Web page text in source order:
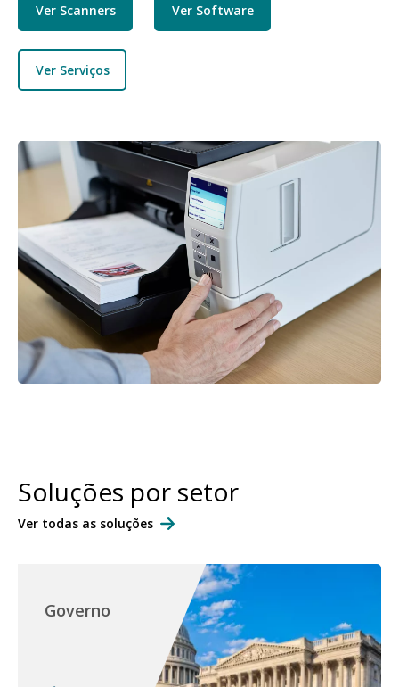
Ver Scanners Ver Software
Ver Serviços
Imagem
Soluções por setor
Ver todas as soluções
Governo